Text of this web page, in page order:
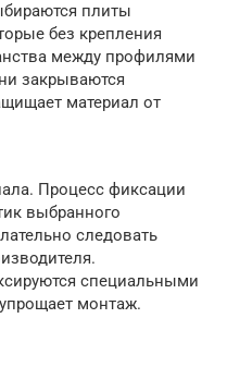
плиты
без крепления
между профилями
закрываются
материал от
Процесс фиксации
выбранного
следовать
специальными
монтаж.